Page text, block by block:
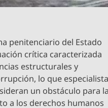
penitenciario del Estado
crítica caracterizada
estructurales y
lo que
un obstáculo para
a los derechos humanos